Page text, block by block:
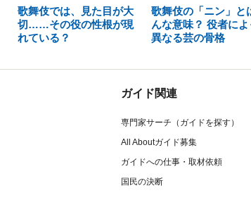
歌舞伎では、見た目が大
切……その役の性根が現
れている？
歌舞伎の「ニン」と
んな意味？ 役者によ
異なる芸の骨格
ガイド関連
専門家サーチ（ガイドを探す）
All Aboutガイド募集
ガイドへの仕事・取材依頼
国民の決断